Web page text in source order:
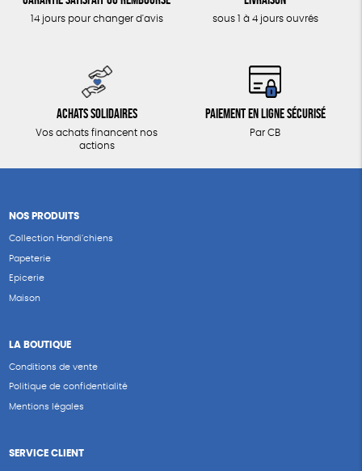
14 jours pour changer d'avis sous 1 à 4 jours ouvrés
Achats solidaires
Vos achats financent nos
actions
Paiement en ligne sécurisé
Par CB
NOS PRODUITS
Collection Handi’chiens
Papeterie
Epicerie
Maison
LA BOUTIQUE
Conditions de vente
Politique de confidentialité
Mentions légales
SERVICE CLIENT